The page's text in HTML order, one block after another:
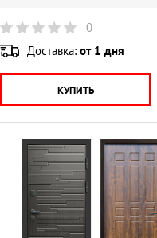
0
Доставка: от 1 дня
КУПИТЬ